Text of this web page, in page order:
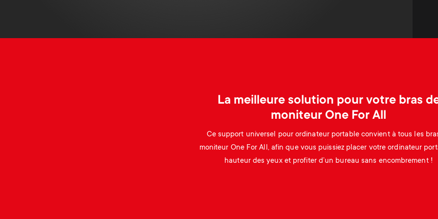
La meilleure solution pour votre bras
moniteur One For All
Ce support universel pour ordinateur portable convient à tous les
moniteur One For All, afin que vous puissiez placer votre ordinateur
hauteur des yeux et profiter d’un bureau sans encombrement !